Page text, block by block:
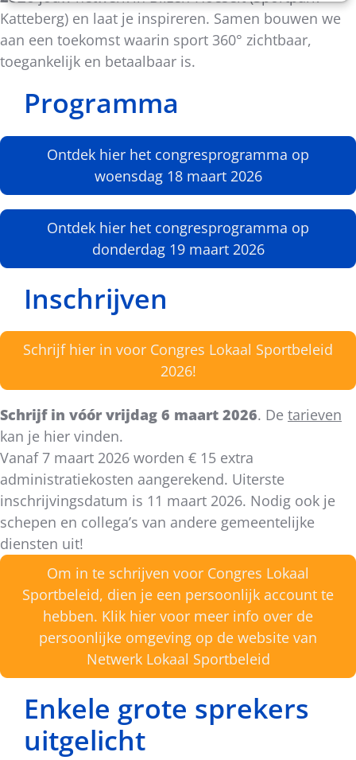
Katteberg) en laat je inspireren. Samen bouwen we
aan een toekomst waarin sport 360° zichtbaar,
toegankelijk en betaalbaar is.
Programma
Ontdek hier het congresprogramma op
woensdag 18 maart 2026
Ontdek hier het congresprogramma op
donderdag 19 maart 2026
Inschrijven
Schrijf hier in voor Congres Lokaal Sportbeleid
2026!
Schrijf in vóór vrijdag 6 maart 2026. De tarieven
kan je hier vinden.
Vanaf 7 maart 2026 worden € 15 extra
administratiekosten aangerekend. Uiterste
inschrijvingsdatum is 11 maart 2026. Nodig ook je
schepen en collega’s van andere gemeentelijke
diensten uit!
Om in te schrijven voor Congres Lokaal
Sportbeleid, dien je een persoonlijk account te
hebben. Klik hier voor meer info over de
persoonlijke omgeving op de website van
Netwerk Lokaal Sportbeleid
Enkele grote sprekers
uitgelicht